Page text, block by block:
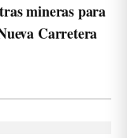
mineras para
Carretera